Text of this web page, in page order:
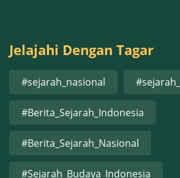
Jelajahi Dengan Tagar
#sejarah_nasional
#Berita_Sejarah_Indonesia
#Berita_Sejarah_Nasional
#Sejarah_Budaya_Indonesia